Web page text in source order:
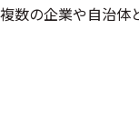
の企業や自治体